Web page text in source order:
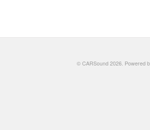
© CARSound 2026. Powered